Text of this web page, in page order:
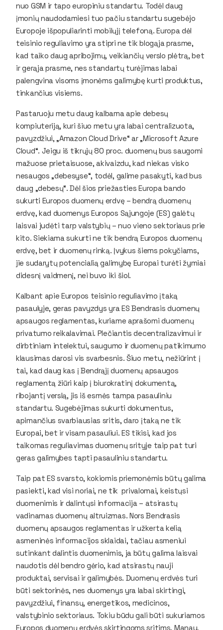
nuo GSM ir tapo europiniu standartu. Todėl daug
įmonių naudodamiesi tuo pačiu standartu sugebėjo
Europoje išpopuliarinti mobilųjį telefoną. Europa dėl
teisinio reguliavimo yra stipri ne tik blogąja prasme,
kad taiko daug apribojimų, veikiančių verslo plėtrą, bet
ir gerąja prasme, nes standartų turėjimas labai
palengvina visoms įmonėms galimybę kurti produktus,
tinkančius visiems.
Pastaruoju metu daug kalbama apie debesų
kompiuteriją, kuri šiuo metu yra labai centralizuota,
pavyzdžiui, „Amazon Cloud Drive“ ar „Microsoft Azure
Cloud“. Jeigu iš tikrųjų 80 proc. duomenų bus saugomi
mažuose prietaisuose, akivaizdu, kad niekas visko
nesaugos „debesyse“, todėl, galime pasakyti, kad bus
daug „debesų“. Dėl šios priežasties Europa bando
sukurti Europos duomenų erdvę – bendrą duomenų
erdvę, kad duomenys Europos Sąjungoje (ES) galėtų
laisvai judėti tarp valstybių – nuo vieno sektoriaus prie
kito. Siekiama sukurti ne tik bendrą Europos duomenų
erdvę, bet ir duomenų rinką. Įvykus šiems pokyčiams,
jie sudarytų potencialią galimybę Europai turėti žymiai
didesnį vaidmenį, nei buvo iki šiol.
Kalbant apie Europos teisinio reguliavimo įtaką
pasaulyje, geras pavyzdys yra ES Bendrasis duomenų
apsaugos reglamentas, kuriame aprašomi duomenų
privatumo reikalavimai. Plečiantis decentralizavimui ir
dirbtiniam intelektui, saugumo ir duomenų patikimumo
klausimas darosi vis svarbesnis. Šiuo metu, nežiūrint į
tai, kad daug kas į Bendrąjį duomenų apsaugos
reglamentą žiūri kaip į biurokratinį dokumentą,
ribojantį verslą, jis iš esmės tampa pasauliniu
standartu. Sugebėjimas sukurti dokumentus,
apimančius svarbiausias sritis, daro įtaką ne tik
Europai, bet ir visam pasauliui. ES tikisi, kad jos
taikomas reguliavimas duomenų srityje taip pat turi
geras galimybes tapti pasauliniu standartu.
Taip pat ES svarsto, kokiomis priemonėmis būtų galima
pasiekti, kad visi noriai, ne tik privalomai, keistųsi
duomenimis ir dalintųsi informacija – atsirastų
vadinamas duomenų altruizmas. Nors Bendrasis
duomenų apsaugos reglamentas ir užkerta kelią
asmeninės informacijos sklaidai, tačiau asmeniui
sutinkant dalintis duomenimis, ja būtų galima laisvai
naudotis dėl bendro gėrio, kad atsirastų nauji
produktai, servisai ir galimybės. Duomenų erdvės turi
būti sektorinės, nes duomenys yra labai skirtingi,
pavyzdžiui, finansų, energetikos, medicinos,
valstybinio sektoriaus. Tokiu būdu gali būti sukuriamos
Europos duomenų erdvės skirtingoms sritims. Manau,